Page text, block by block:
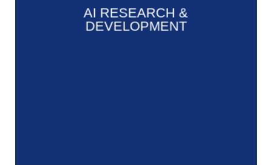
AI RESEARCH &
DEVELOPMENT